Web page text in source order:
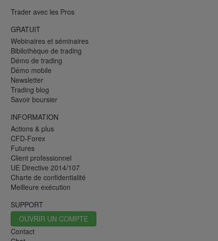
Trader avec les Pros
GRATUIT
Webinaires et séminaires
Bibliothèque de trading
Démo de trading
Démo mobile
Newsletter
Trading blog
Savoir boursier
INFORMATION
Actions & plus
CFD-Forex
Futures
Client professionnel
UE Directive 2014/107
Charte de confidentialité
Meilleure exécution
SUPPORT
OUVRIR UN COMPTE
Contact